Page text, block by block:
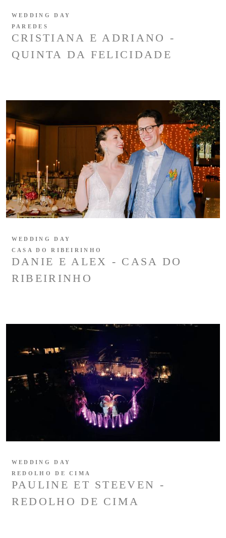
CRISTIANA E ADRIANO -
QUINTA DA FELICIDADE
WEDDING DAY
PAREDES
DANIE E ALEX - CASA DO
RIBEIRINHO
WEDDING DAY
CASA DO RIBEIRINHO
PAULINE ET STEEVEN -
REDOLHO DE CIMA
WEDDING DAY
REDOLHO DE CIMA